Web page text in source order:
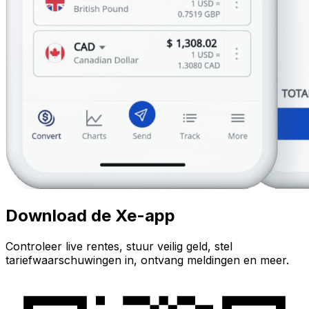
Download de Xe-app
Controleer live rentes, stuur veilig geld, stel
tariefwaarschuwingen in, ontvang meldingen en meer.